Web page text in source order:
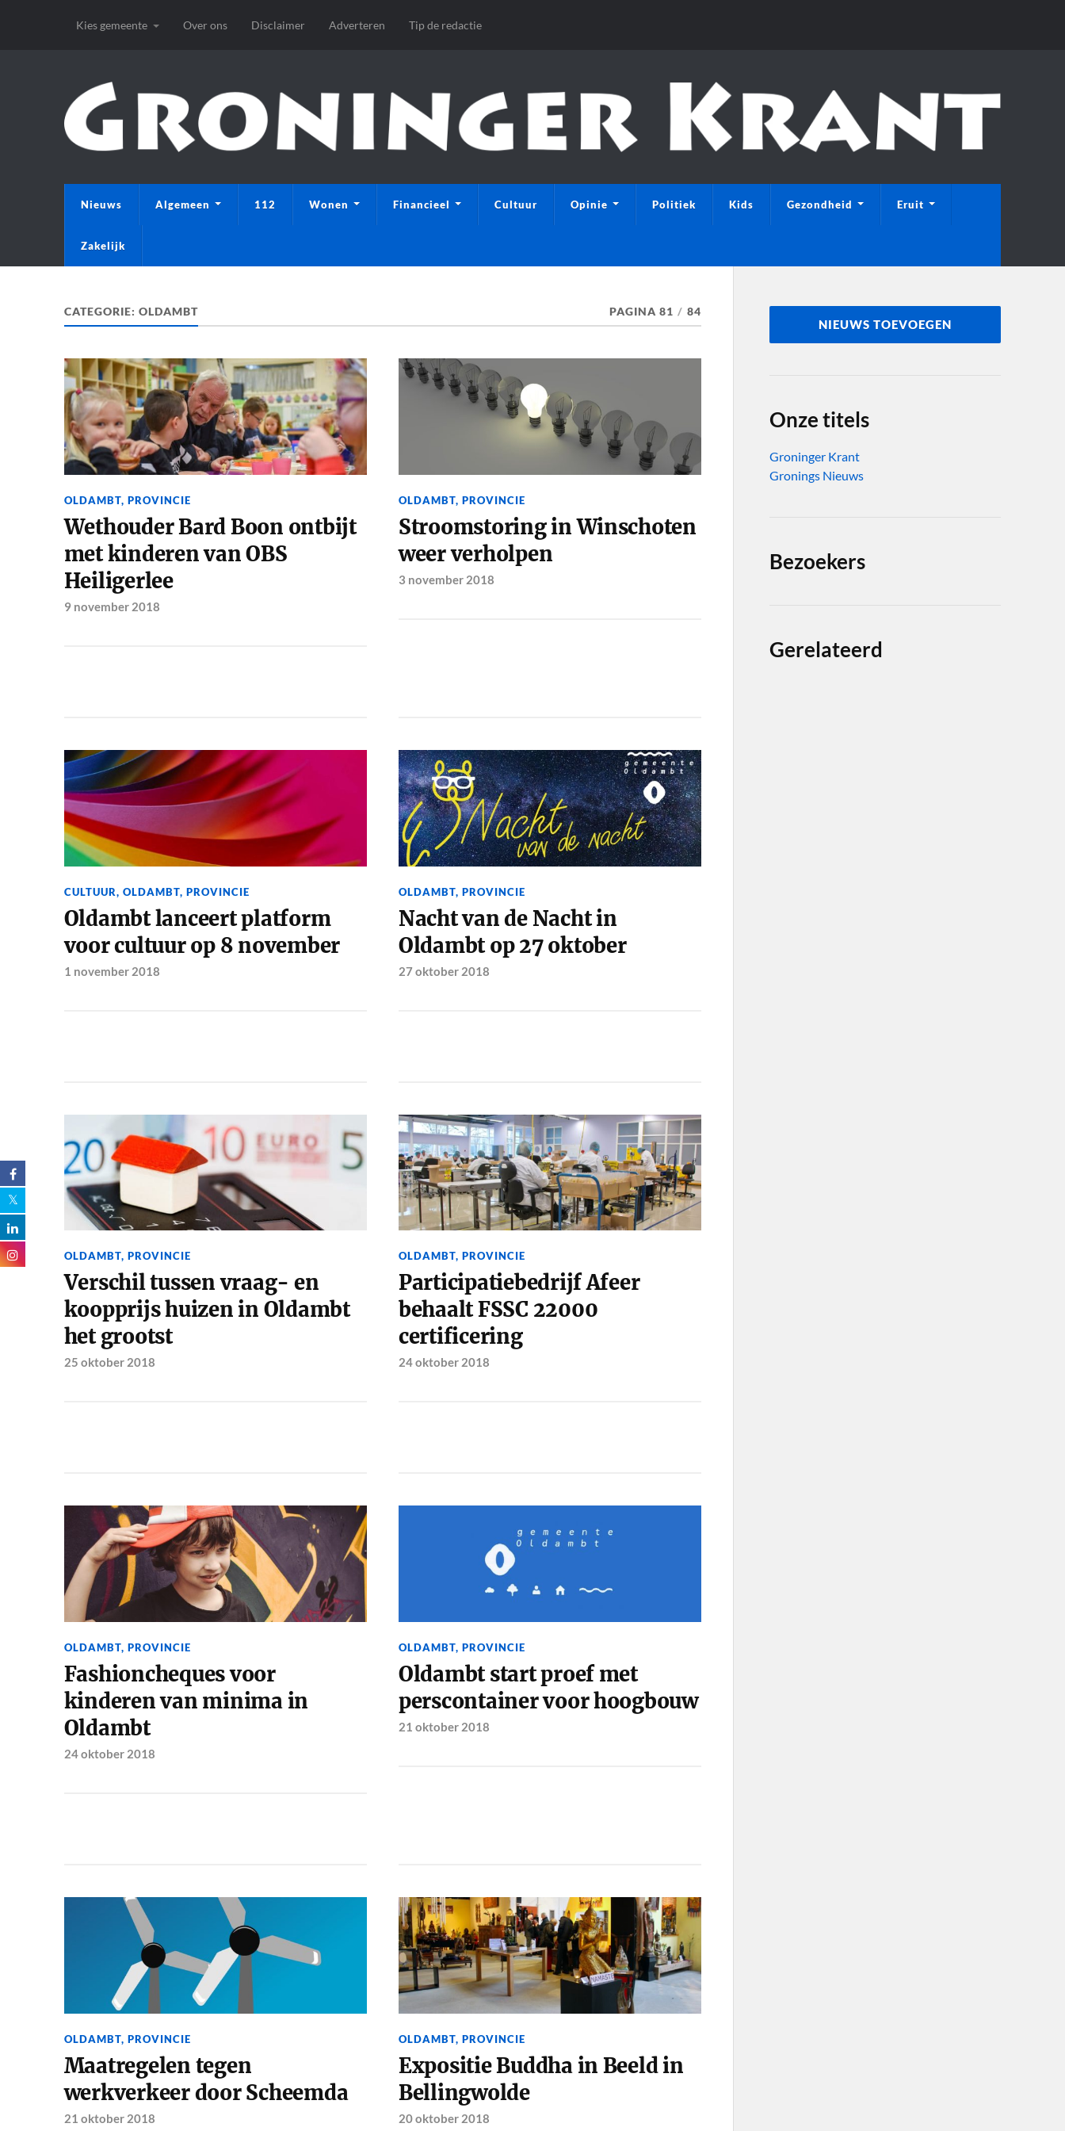
Kies gemeente Over ons Disclaimer Adverteren Tip de redactie
Nieuws Algemeen 112 Wonen Financieel Cultuur Opinie Politiek Kids Gezondheid Eruit
Zakelijk
CATEGORIE: OLDAMBT PAGINA 81 / 84
OLDAMBT, PROVINCIE
Wethouder Bard Boon ontbijt
met kinderen van OBS
Heiligerlee
9 november 2018
OLDAMBT, PROVINCIE
Stroomstoring in Winschoten
weer verholpen
3 november 2018
CULTUUR, OLDAMBT, PROVINCIE
Oldambt lanceert platform
voor cultuur op 8 november
1 november 2018
OLDAMBT, PROVINCIE
Nacht van de Nacht in
Oldambt op 27 oktober
27 oktober 2018
OLDAMBT, PROVINCIE
Verschil tussen vraag- en
koopprijs huizen in Oldambt
het grootst
25 oktober 2018
OLDAMBT, PROVINCIE
Participatiebedrijf Afeer
behaalt FSSC 22000
certificering
24 oktober 2018
OLDAMBT, PROVINCIE
Fashioncheques voor
kinderen van minima in
Oldambt
24 oktober 2018
OLDAMBT, PROVINCIE
Oldambt start proef met
perscontainer voor hoogbouw
21 oktober 2018
OLDAMBT, PROVINCIE
Maatregelen tegen
werkverkeer door Scheemda
21 oktober 2018
OLDAMBT, PROVINCIE
Expositie Buddha in Beeld in
Bellingwolde
20 oktober 2018
NIEUWS TOEVOEGEN
Onze titels
Groninger Krant
Gronings Nieuws
Bezoekers
Gerelateerd